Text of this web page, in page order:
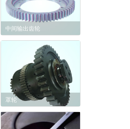
中间输出齿轮
罩轮